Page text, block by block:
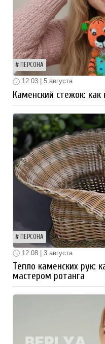
ПЕРСОНА
12:03 | 5 августа
Каменский стежок:
ПЕРСОНА
12:08 | 3 августа
Тепло каменских рук:
мастером ротанга